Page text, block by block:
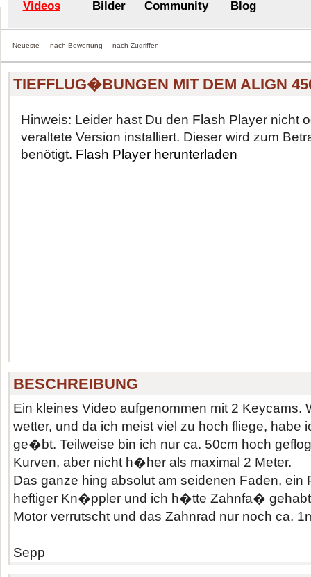
Videos Bilder Community Blog
Neueste nach Bewertung nach Zugriffen
TIEFFLUG�BUNGEN MIT DEM ALIGN
Hinweis: Leider hast Du den Flash Player nicht
veraltete Version installiert. Dieser wird zum
benötigt. Flash Player herunterladen
BESCHREIBUNG
Ein kleines Video aufgenommen mit 2 Keycams.
wetter, und da ich meist viel zu hoch fliege, habe
ge�bt. Teilweise bin ich nur ca. 50cm hoch
Kurven, aber nicht h�her als maximal 2 Meter.
Das ganze hing absolut am seidenen Faden, ein
heftiger Kn�ppler und ich h�tte Zahnfa�
Motor verrutscht und das Zahnrad nur noch ca.
Sepp